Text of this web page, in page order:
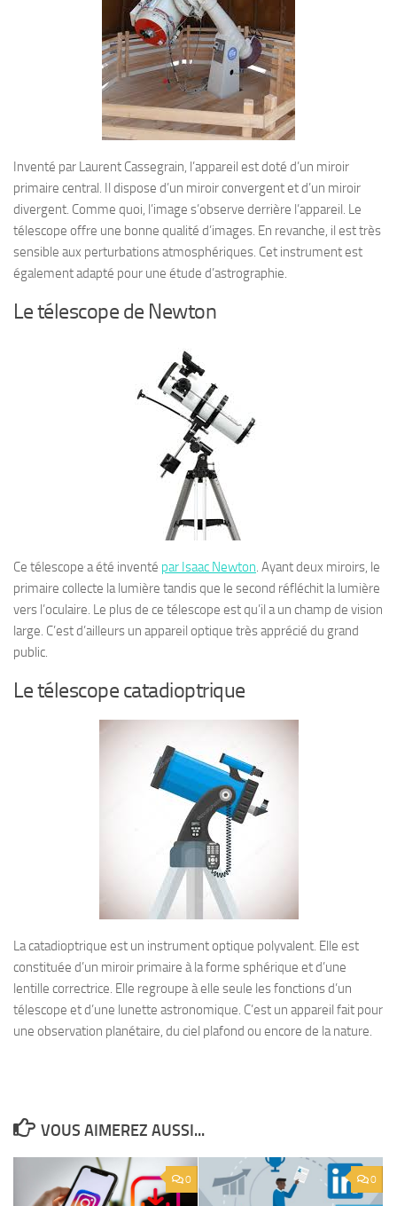
Inventé par Laurent Cassegrain, l’appareil est doté d’un miroir
primaire central. Il dispose d’un miroir convergent et d’un miroir
divergent. Comme quoi, l’image s’observe derrière l’appareil. Le
télescope offre une bonne qualité d’images. En revanche, il est très
sensible aux perturbations atmosphériques. Cet instrument est
également adapté pour une étude d’astrographie.
Le télescope de Newton
Ce télescope a été inventé par Isaac Newton. Ayant deux miroirs, le
primaire collecte la lumière tandis que le second réfléchit la lumière
vers l’oculaire. Le plus de ce télescope est qu’il a un champ de vision
large. C’est d’ailleurs un appareil optique très apprécié du grand
public.
Le télescope catadioptrique
La catadioptrique est un instrument optique polyvalent. Elle est
constituée d’un miroir primaire à la forme sphérique et d’une
lentille correctrice. Elle regroupe à elle seule les fonctions d’un
télescope et d’une lunette astronomique. C’est un appareil fait pour
une observation planétaire, du ciel plafond ou encore de la nature.
VOUS AIMEREZ AUSSI...
0 0